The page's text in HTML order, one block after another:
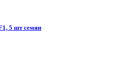
5 шт семян